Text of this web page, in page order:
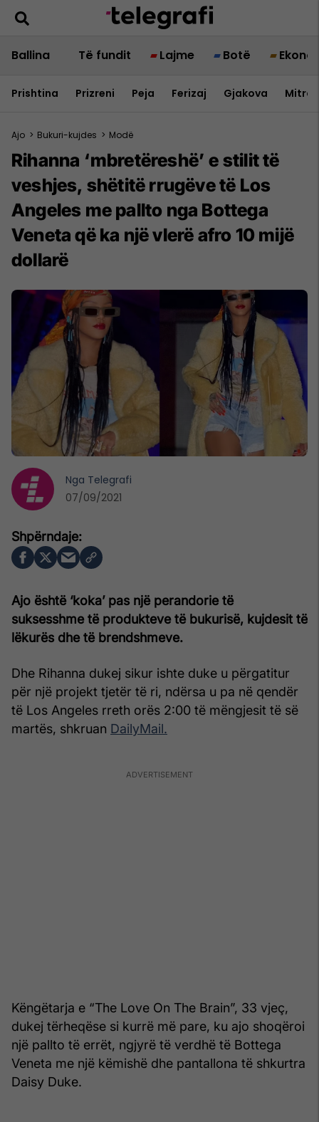
Ballina Të fundit Lajme Botë
Prishtina Prizreni Peja Ferizaj Gjakova
Ajo > Bukuri-kujdes > Modë
Rihanna ‘mbretëreshë’ e stilit të
veshjes, shëtitë rrugëve të Los
Angeles me pallto nga Bottega
Veneta që ka një vlerë afro 10 mijë
dollarë
Ajo është ‘koka’ pas një perandorie të
suksesshme të produkteve të bukurisë, kujdesit të
lëkurës dhe të brendshmeve.
Dhe Rihanna dukej sikur ishte duke u përgatitur
për një projekt tjetër të ri, ndërsa u pa në qendër
të Los Angeles rreth orës 2:00 të mëngjesit të së
martës, shkruan DailyMail.
Këngëtarja e “The Love On The Brain”, 33 vjeç,
dukej tërheqëse si kurrë më pare, ku ajo shoqëroi
një pallto të errët, ngjyrë të verdhë të Bottega
Veneta me një këmishë dhe pantallona të shkurtra
Daisy Duke.
Nga Telegrafi
07/09/2021